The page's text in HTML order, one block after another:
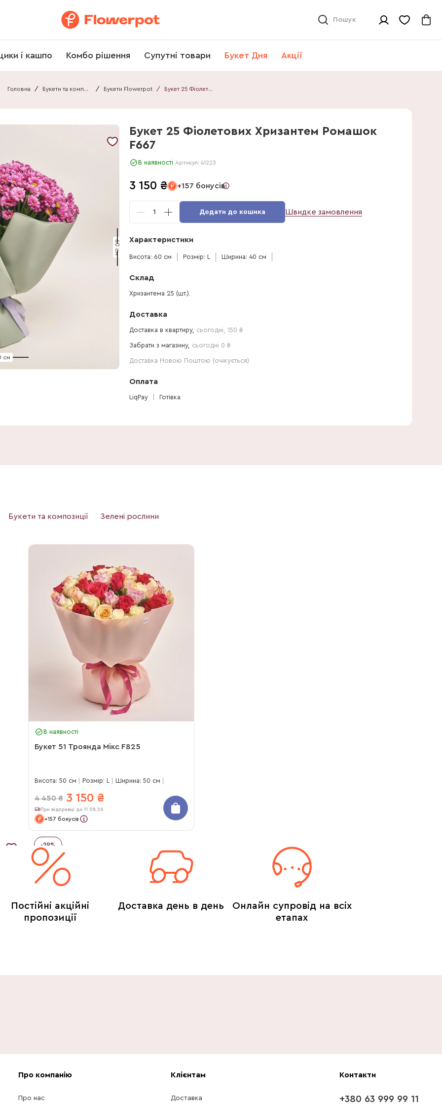
Пошук
і кашпо Комбо рішення Супутні товари Букет Дня Акції
Головна / Букети та композиції / Букети Flowerpot / Букет 25 Фіолетових Хризантем Ромашок F667
60 см
см
Букет 25 Фіолетових Хризантем Ромашок
F667
В наявності Артикул: 41223
3 150 ₴ +157 бонусів
1 Додати до кошика Швидке замовлення
Характеристики
Висота: 60 см Розмір: L Ширина: 40 см
Склад
Хризантема 25 (шт.).
Доставка
Доставка в квартиру, сьогодні 150 ₴
Забрати з магазину, сьогодні 0 ₴
Доставка Новою Поштою (очікується)
Оплата
LiqPay Готівка
Букети та композиції Зелені рослини
В наявності
Букет 51 Троянда Мікс F825
Висота: 50 см Розмір: L Ширина: 50 см
4 450 ₴ 3 150 ₴
При відправці до 11.08.26
+157 бонусів
-29%
Постійні акційні
пропозиції
Доставка день в день
Онлайн супровід на всіх
етапах
Про компанію
Про нас
Клієнтам
Доставка
Контакти
+380 63 999 99 11